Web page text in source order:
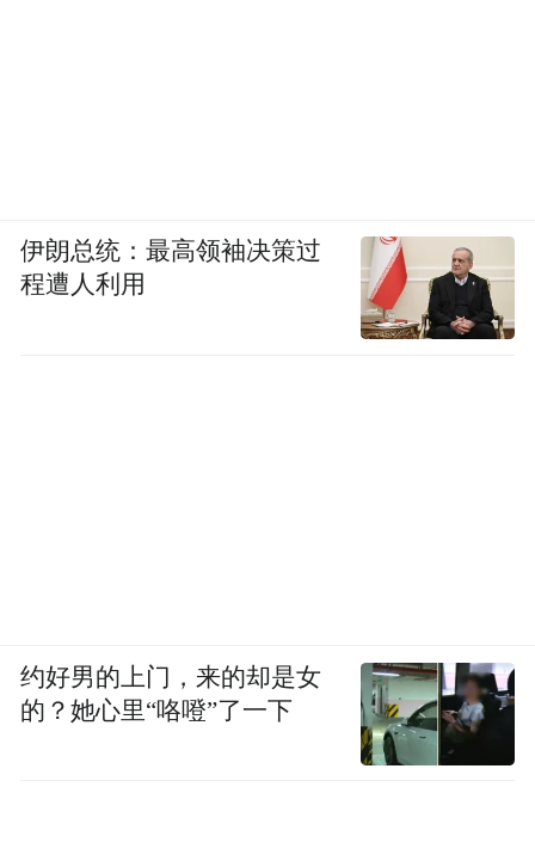
伊朗总统：最高领袖决策过
程遭人利用
约好男的上门，来的却是女
的？她心里“咯噔”了一下